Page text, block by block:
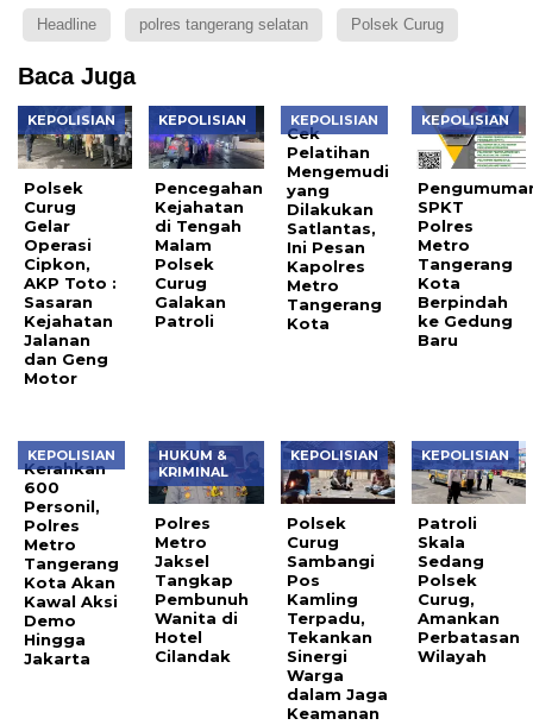
Headline polres tangerang selatan Polsek Curug
Baca Juga
KEPOLISIAN
Polsek
Curug
Gelar
Operasi
Cipkon,
AKP Toto :
Sasaran
Kejahatan
Jalanan
dan Geng
Motor
KEPOLISIAN
Pencegahan
Kejahatan
di Tengah
Malam
Polsek
Curug
Galakan
Patroli
KEPOLISIAN
Cek
Pelatihan
Mengemudi
yang
Dilakukan
Satlantas,
Ini Pesan
Kapolres
Metro
Tangerang
Kota
KEPOLISIAN
SPKT
Polres
Metro
Tangerang
Kota
Berpindah
ke Gedung
Baru
KEPOLISIAN
Kerahkan
600
Personil,
Polres
Metro
Tangerang
Kota Akan
Kawal Aksi
Demo
Hingga
Jakarta
HUKUM &
KRIMINAL
Polres
Metro
Jaksel
Tangkap
Pembunuh
Wanita di
Hotel
Cilandak
KEPOLISIAN
Polsek
Curug
Sambangi
Pos
Kamling
Terpadu,
Tekankan
Sinergi
Warga
dalam Jaga
Keamanan
KEPOLISIAN
Patroli
Skala
Sedang
Polsek
Curug,
Amankan
Perbatasan
Wilayah